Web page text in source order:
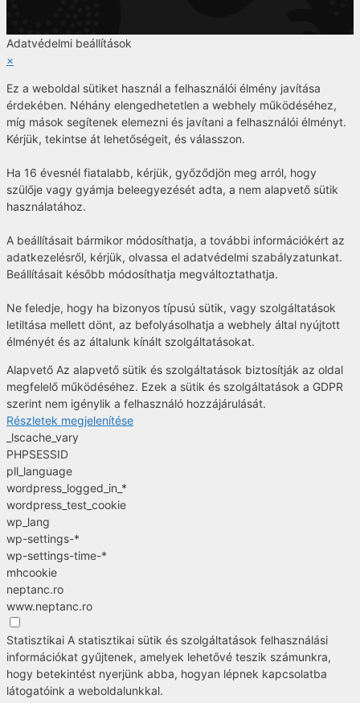
Adatvédelmi beállítások
×
Ez a weboldal sütiket használ a felhasználói élmény javítása
érdekében. Néhány elengedhetetlen a webhely működéséhez,
míg mások segítenek elemezni és javítani a felhasználói élményt.
Kérjük, tekintse át lehetőségeit, és válasszon.
Ha 16 évesnél fiatalabb, kérjük, győződjön meg arról, hogy
szülője vagy gyámja beleegyezését adta, a nem alapvető sütik
használatához.
A beállításait bármikor módosíthatja, a további információkért az
adatkezelésről, kérjük, olvassa el adatvédelmi szabályzatunkat.
Beállításait később módosíthatja megváltoztathatja.
Ne feledje, hogy ha bizonyos típusú sütik, vagy szolgáltatások
letiltása mellett dönt, az befolyásolhatja a webhely által nyújtott
élményét és az általunk kínált szolgáltatásokat.
Alapvető Az alapvető sütik és szolgáltatások biztosítják az oldal
megfelelő működéséhez. Ezek a sütik és szolgáltatások a GDPR
szerint nem igénylik a felhasználó hozzájárulását.
Részletek megjelenítése
_lscache_vary
PHPSESSID
pll_language
wordpress_logged_in_*
wordpress_test_cookie
wp_lang
wp-settings-*
wp-settings-time-*
mhcookie
neptanc.ro
www.neptanc.ro
Statisztikai A statisztikai sütik és szolgáltatások felhasználási
információkat gyűjtenek, amelyek lehetővé teszik számunkra,
hogy betekintést nyerjünk abba, hogyan lépnek kapcsolatba
látogatóink a weboldalunkkal.